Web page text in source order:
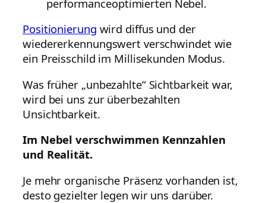
performanceoptimierten Nebel.
Positionierung wird diffus und der
wiedererkennungswert verschwindet wie
ein Preisschild im Millisekunden Modus.
Was früher „unbezahlte“ Sichtbarkeit war,
wird bei uns zur überbezahlten
Unsichtbarkeit.
Im Nebel verschwimmen Kennzahlen
und Realität.
Je mehr organische Präsenz vorhanden ist,
desto gezielter legen wir uns darüber.